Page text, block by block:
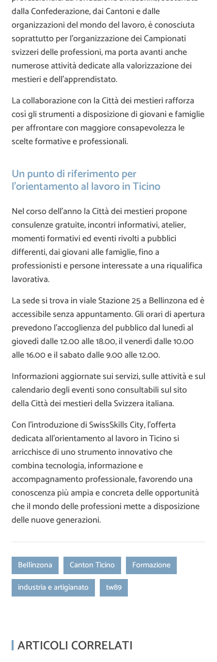
dalla Confederazione, dai Cantoni e dalle
organizzazioni del mondo del lavoro, è conosciuta
soprattutto per l’organizzazione dei Campionati
svizzeri delle professioni, ma porta avanti anche
numerose attività dedicate alla valorizzazione dei
mestieri e dell’apprendistato.
La collaborazione con la Città dei mestieri rafforza
così gli strumenti a disposizione di giovani e famiglie
per affrontare con maggiore consapevolezza le
scelte formative e professionali.
Un punto di riferimento per
l’orientamento al lavoro in Ticino
Nel corso dell’anno la Città dei mestieri propone
consulenze gratuite, incontri informativi, atelier,
momenti formativi ed eventi rivolti a pubblici
differenti, dai giovani alle famiglie, fino a
professionisti e persone interessate a una riqualifica
lavorativa.
La sede si trova in viale Stazione 25 a Bellinzona ed è
accessibile senza appuntamento. Gli orari di apertura
prevedono l’accoglienza del pubblico dal lunedì al
giovedì dalle 12.00 alle 18.00, il venerdì dalle 10.00
alle 16.00 e il sabato dalle 9.00 alle 12.00.
Informazioni aggiornate sui servizi, sulle attività e sul
calendario degli eventi sono consultabili sul sito
della Città dei mestieri della Svizzera italiana.
Con l’introduzione di SwissSkills City, l’offerta
dedicata all’orientamento al lavoro in Ticino si
arricchisce di uno strumento innovativo che
combina tecnologia, informazione e
accompagnamento professionale, favorendo una
conoscenza più ampia e concreta delle opportunità
che il mondo delle professioni mette a disposizione
delle nuove generazioni.
Bellinzona Canton Ticino
Formazione
industria e artigianato
tw89
ARTICOLI CORRELATI